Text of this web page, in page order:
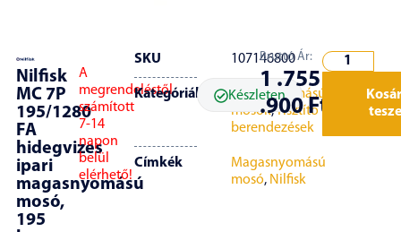
Nilfisk
MC 7P
195/1280
FA
hidegvizes
ipari
magasnyomású
mosó,
195
A
megrendeléstől
számított
7-14
napon
belül
elérhető!
SKU 107146800
Kategóriák
Magasnyomású
mosók,Tisztító
berendezések
Címkék
Magasnyomású
mosó, Nilfisk
Készleten
Bruttó Ár:
1 .755
.900Ft